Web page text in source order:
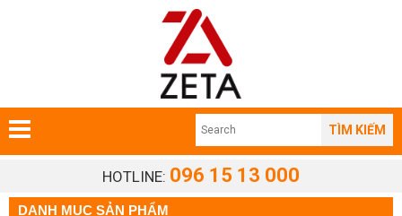
TÌM KIẾM
HOTLINE: 096 15 13 000
DANH MỤC SẢN PHẨM